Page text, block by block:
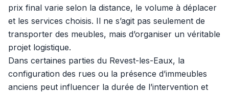
prix final varie selon la distance, le volume à déplacer
et les services choisis. Il ne s’agit pas seulement de
transporter des meubles, mais d’organiser un véritable
projet logistique.
Dans certaines parties du Revest-les-Eaux, la
configuration des rues ou la présence d’immeubles
anciens peut influencer la durée de l’intervention et